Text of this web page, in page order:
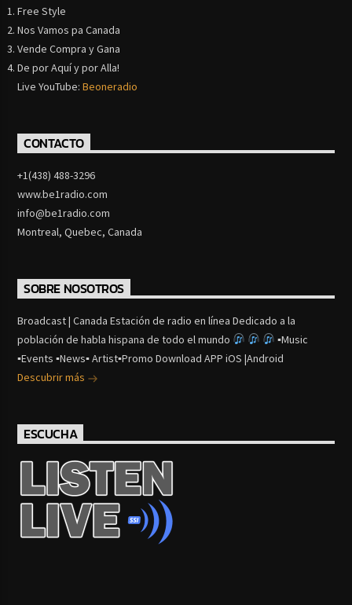
Free Style
Nos Vamos pa Canada
Vende Compra y Gana
De por Aquí y por Alla!
Live YouTube:Beoneradio
CONTACTO
+1(438) 488-3296
www.be1radio.com
info@be1radio.com
Montreal, Quebec, Canada
SOBRE NOSOTROS
Broadcast | Canada Estación de radio en línea Dedicado a la
población de habla hispana de todo el mundo
▪Music
▪Events ▪News▪ Artist▪Promo Download APP iOS |Android
Descubrir más
ESCUCHA